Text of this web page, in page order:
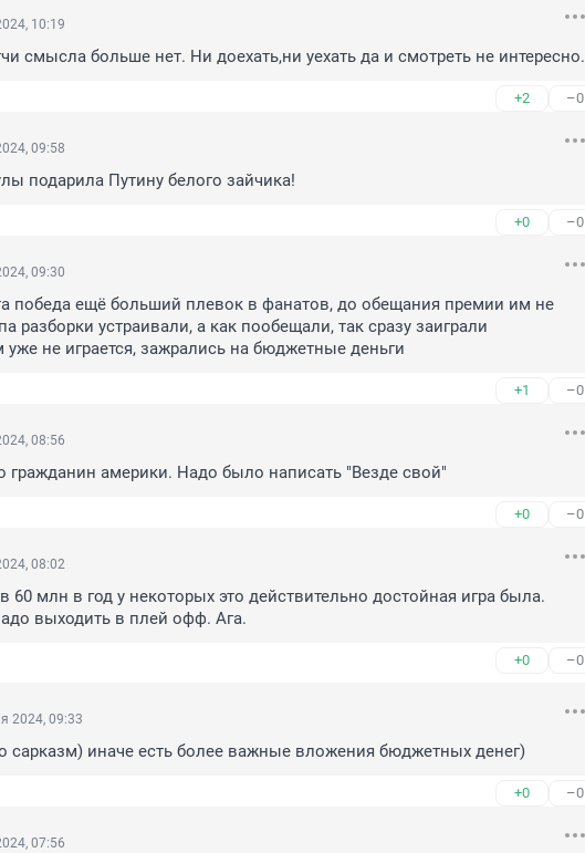
10:19
смысла больше нет. Ни доехать,ни уехать да и смотреть не интересно.
+2 –0
09:58
подарила Путину белого зайчика!
+0 –0
09:30
победа ещё больший плевок в фанатов, до обещания премии им не
разборки устраивали, а как пообещали, так сразу заиграли
не играется, зажрались на бюджетные деньги
+1 –0
08:56
гражданин америки. Надо было написать "Везде свой"
+0 –0
08:02
60 млн в год у некоторых это действительно достойная игра была.
выходить в плей офф. Ага.
+0 –0
2024, 09:33
сарказм) иначе есть более важные вложения бюджетных денег)
+0 –0
07:56